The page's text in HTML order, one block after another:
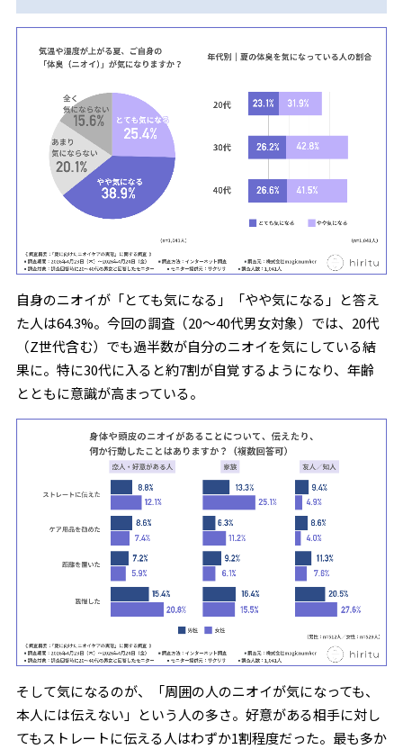
自身のニオイが「とても気になる」「やや気になる」と答え
た人は64.3%。今回の調査（20〜40代男女対象）では、20代
（Z世代含む）でも過半数が自分のニオイを気にしている結
果に。特に30代に入ると約7割が自覚するようになり、年齢
とともに意識が高まっている。
そして気になるのが、「周囲の人のニオイが気になっても、
本人には伝えない」という人の多さ。好意がある相手に対し
てもストレートに伝える人はわずか1割程度だった。最も多か